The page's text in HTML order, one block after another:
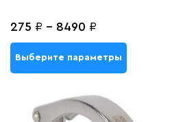
275 ₽ - 8490 ₽
Выберите параметры